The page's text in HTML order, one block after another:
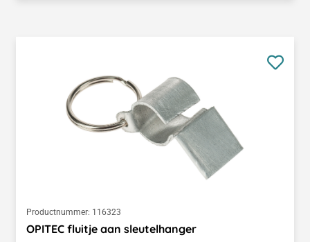
Productnummer: 116323
OPITEC fluitje aan sleutelhanger